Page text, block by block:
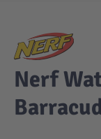
Gesundheit &
Sicherheit
Kinder- &
Krimi / Thriller
Kreativ
Kuscheltiere
Creator
DC Comics™
City Life
Country
Nerf